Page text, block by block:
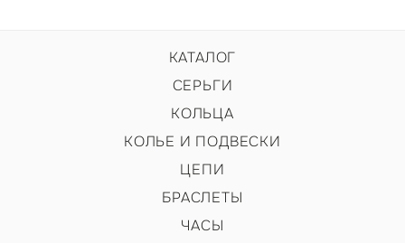
КАТАЛОГ
СЕРЬГИ
КОЛЬЦА
КОЛЬЕ И ПОДВЕСКИ
ЦЕПИ
БРАСЛЕТЫ
ЧАСЫ